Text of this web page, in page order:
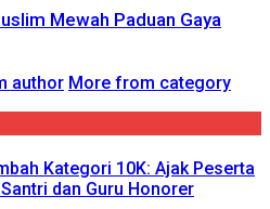
Mewah Paduan Gaya
author More from category
Kategori 10K: Ajak Peserta
dan Guru Honorer